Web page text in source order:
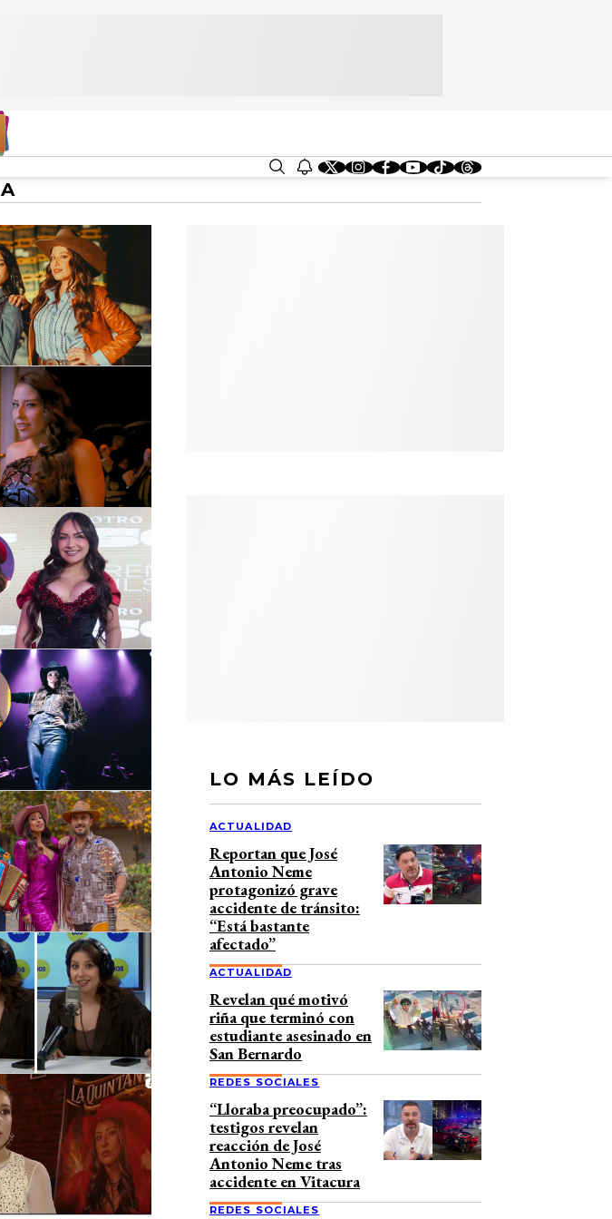
LO MÁS LEÍDO
ACTUALIDAD
Reportan que José
Antonio Neme
protagonizó grave
accidente de tránsito:
“Está bastante
afectado”
ACTUALIDAD
Revelan qué motivó
riña que terminó con
estudiante asesinado en
San Bernardo
REDES SOCIALES
“Lloraba preocupado”:
testigos revelan
reacción de José
Antonio Neme tras
accidente en Vitacura
REDES SOCIALES